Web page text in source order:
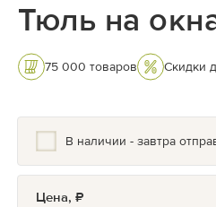
Тюль на
75 000 товаров Скидки
В наличии - завтра
Цена, ₽